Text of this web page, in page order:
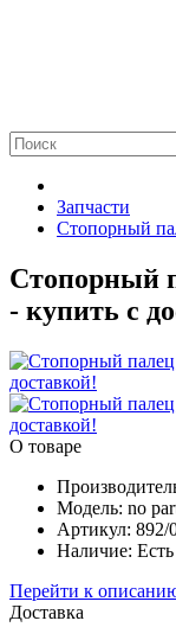
Запчасти
Стопорный
Стопорный
- купить с
О товаре
Модель: no
Артикул: 892/
Наличие:
Перейти к
Доставка